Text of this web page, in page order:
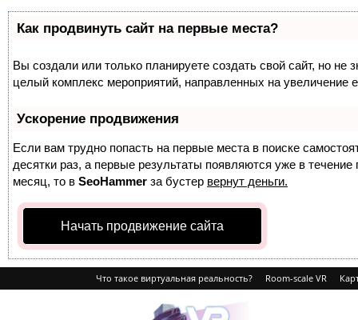
Как продвинуть сайт на первые места?
Вы создали или только планируете создать свой сайт, но не
целый комплекс мероприятий, направленных на увеличение
Ускорение продвижения
Если вам трудно попасть на первые места в поиске
десятки раз, а первые результаты появляются уже в
месяц, то в SeoHammer за бустер вернут деньги.
Начать продвижение сайта
Что такое виртуальная реальность? Room-scale VR
VRvision.ru